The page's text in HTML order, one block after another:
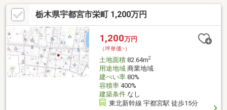
ますます便利に！スーパーマーケットやドラッグストア、１００
円ショップなど生活に便利は店が揃っております。現在古家があ
りますが、建物解体後更地渡しいたします♪♪♪お気軽にお問い合
わせください
栃木県宇都宮市栄町 1,200万円
1,200万円
（坪単価:-）
土地面積82.64m2
用途地域商業地域
建ぺい率80%
容積率400%
建築条件なし
東北新幹線 宇都宮駅 徒歩15分